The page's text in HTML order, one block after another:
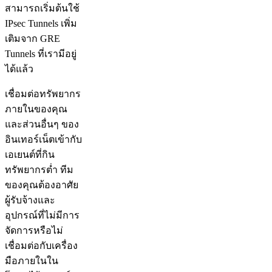
สามารถเริ่มต้นใช้
IPsec Tunnels เพิ่ม
เติมจาก GRE
Tunnels ที่เรามีอยู่
ได้แล้ว
เชื่อมต่อทรัพยากร
ภายในของคุณ
และส่วนอื่นๆ ของ
อินเทอร์เน็ตเข้ากับ
เอเยนต์ที่กิน
ทรัพยากรต่ำ ทีม
ของคุณต้องอาศัย
ผู้รับจ้างและ
อุปกรณ์ที่ไม่มีการ
จัดการหรือไม่
เชื่อมต่อกับเครื่อง
มือภายในใน